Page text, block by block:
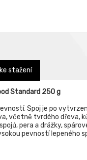
stažení
Standard 250 g
Spoj je po
včetně tvrdého dřeva,
pera a drážky,
pevností lepeného